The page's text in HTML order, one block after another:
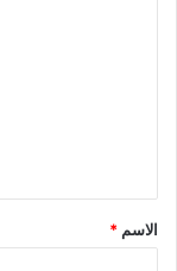
ق
*
الاسم *